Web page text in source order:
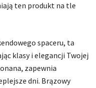
ten produkt na tle
spaceru, ta
klasy i elegancji Twojej
zapewnia
dni. Brązowy